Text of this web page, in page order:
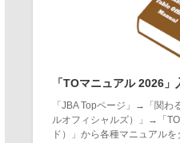
「TOマニュアル 2026」
「JBA Topページ」→「関
ルオフィシャルズ）」→「
ド）」から各種マニュアルを